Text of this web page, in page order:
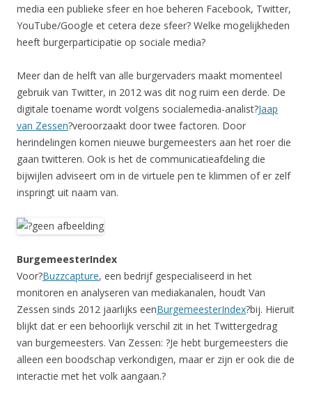
media een publieke sfeer en hoe beheren Facebook, Twitter,
YouTube/Google et cetera deze sfeer? Welke mogelijkheden
heeft burgerparticipatie op sociale media?
Meer dan de helft van alle burgervaders maakt momenteel
gebruik van Twitter, in 2012 was dit nog ruim een derde. De
digitale toename wordt volgens socialemedia-analist?Jaap
van Zessen?veroorzaakt door twee factoren. Door
herindelingen komen nieuwe burgemeesters aan het roer die
gaan twitteren. Ook is het de communicatieafdeling die
bijwijlen adviseert om in de virtuele pen te klimmen of er zelf
inspringt uit naam van.
BurgemeesterIndex
Voor?Buzzcapture, een bedrijf gespecialiseerd in het
monitoren en analyseren van mediakanalen, houdt Van
Zessen sinds 2012 jaarlijks eenBurgemeesterIndex?bij. Hieruit
blijkt dat er een behoorlijk verschil zit in het Twittergedrag
van burgemeesters. Van Zessen: ?Je hebt burgemeesters die
alleen een boodschap verkondigen, maar er zijn er ook die de
interactie met het volk aangaan.?